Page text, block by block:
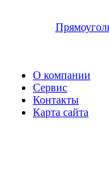
О компании
Сервис
Контакты
Карта сайта